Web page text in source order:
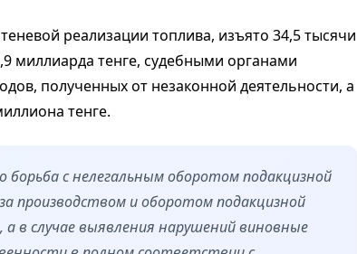
реализации топлива, изъято 34,5 тысячи
миллиарда тенге, судебными органами
полученных от незаконной деятельности, а
тенге.
борьба с нелегальным оборотом подакцизной
производством и оборотом подакцизной
в случае выявления нарушений виновные